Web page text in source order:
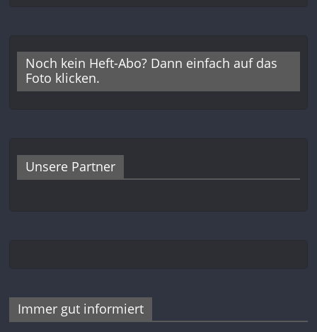
Noch kein Heft-Abo? Dann einfach auf das
Foto klicken.
Unsere Partner
Immer gut informiert